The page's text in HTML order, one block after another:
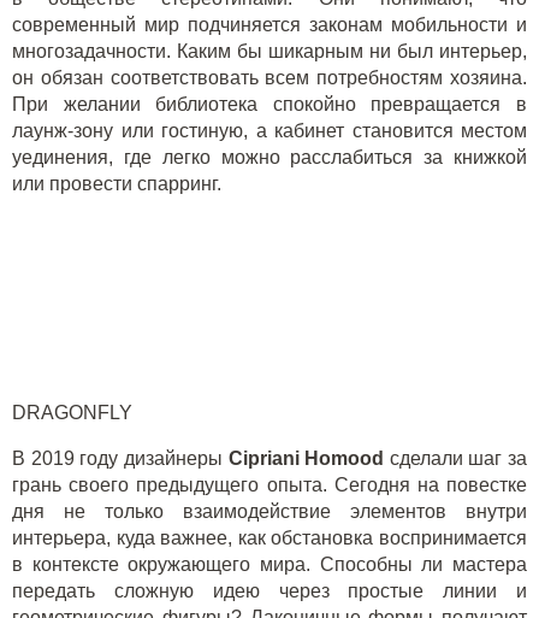
современный мир подчиняется законам мобильности и
многозадачности. Каким бы шикарным ни был интерьер,
он обязан соответствовать всем потребностям хозяина.
При желании библиотека спокойно превращается в
лаунж-зону или гостиную, а кабинет становится местом
уединения, где легко можно расслабиться за книжкой
или провести спарринг.
DRAGONFLY
В 2019 году дизайнеры Cipriani Homood сделали шаг за
грань своего предыдущего опыта. Сегодня на повестке
дня не только взаимодействие элементов внутри
интерьера, куда важнее, как обстановка воспринимается
в контексте окружающего мира. Способны ли мастера
передать сложную идею через простые линии и